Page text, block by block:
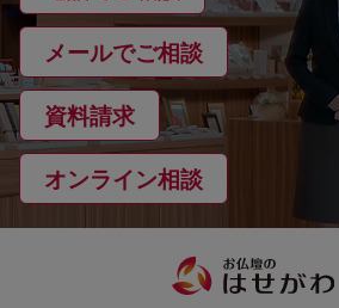
メールでご相談
資料請求
オンライン相談